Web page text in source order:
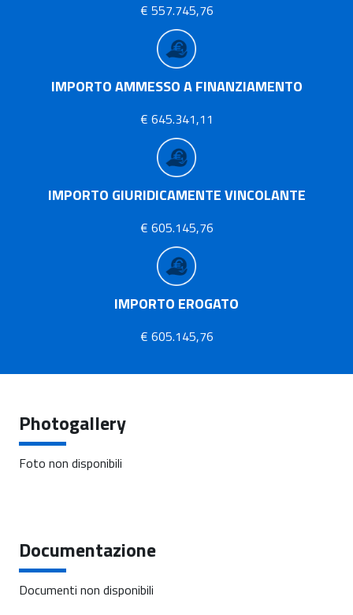
€ 557.745,76
IMPORTO AMMESSO A FINANZIAMENTO
€ 645.341,11
IMPORTO GIURIDICAMENTE VINCOLANTE
€ 605.145,76
IMPORTO EROGATO
€ 605.145,76
Photogallery
Foto non disponibili
Documentazione
Documenti non disponibili